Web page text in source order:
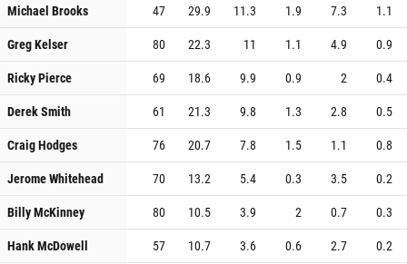
Michael Brooks
47 29.9 11.3 1.9 7.3
1.1
Greg Kelser
80 22.3 11 1.1 4.9
0.9
Ricky Pierce
69 18.6 9.9 0.9 2
0.4
Derek Smith
61 21.3 9.8 1.3 2.8
0.5
Craig Hodges
76 20.7 7.8 1.5 1.1
0.8
Jerome Whitehead
70 13.2 5.4 0.3 3.5
0.2
Billy McKinney
80 10.5 3.9 2 0.7
0.3
Hank McDowell
57 10.7 3.6 0.6 2.7
0.2